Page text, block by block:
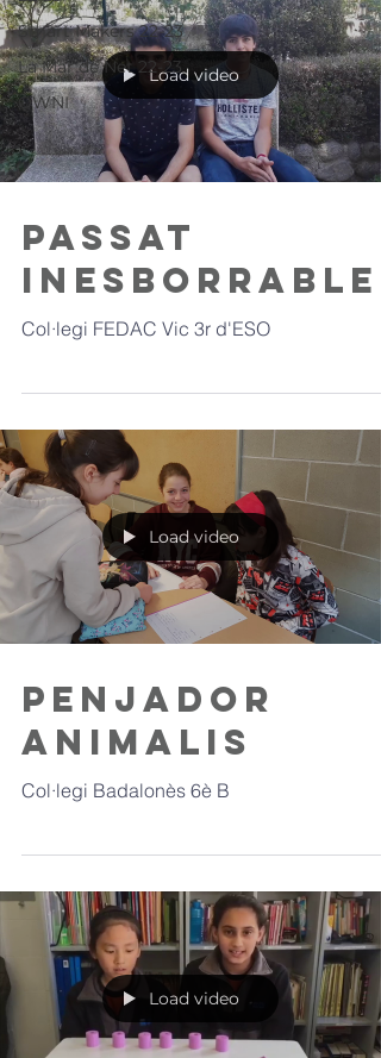
Smart Makers 22-23
La Mar de Net 22-23
OWNI
Load video
Passat
Inesborrable
Col·legi FEDAC Vic 3r d'ESO
Load video
Penjador
Animalis
Col·legi Badalonès 6è B
Load video